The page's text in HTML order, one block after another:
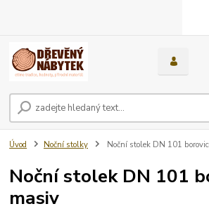
Úvod Noční stolky Noční stolek DN 101
Noční stolek DN 101
masiv